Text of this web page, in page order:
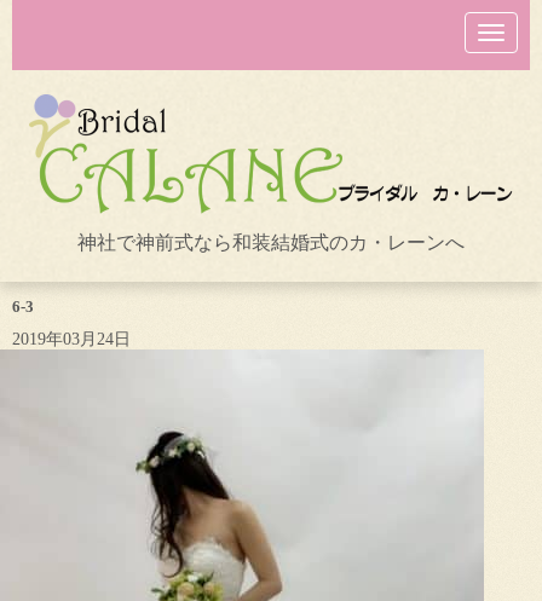
N
a
v
o
n
神社で神前式なら和装結婚式のカ・レーンへ
6-3
2019年03月24日